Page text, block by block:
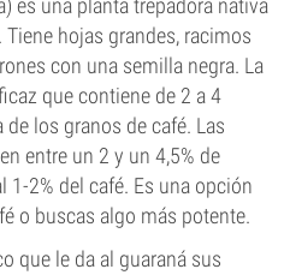
es una planta trepadora nativa
hojas grandes, racimos
con una semilla negra. La
que contiene de 2 a 4
los granos de café. Las
entre un 2 y un 4,5% de
2% del café. Es una opción
o buscas algo más potente.
que le da al guaraná sus